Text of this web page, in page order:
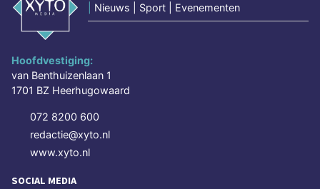
Nieuws | Sport | Evenementen
Hoofdvestiging:
van Benthuizenlaan 1
1701 BZ Heerhugowaard
072 8200 600
redactie@xyto.nl
www.xyto.nl
SOCIAL MEDIA